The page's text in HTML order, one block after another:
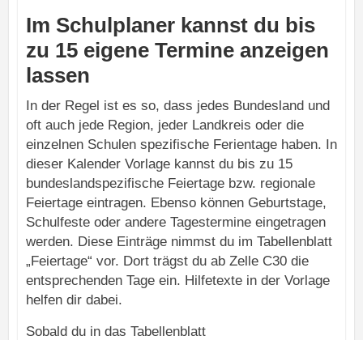
Im Schulplaner kannst du bis
zu 15 eigene Termine anzeigen
lassen
In der Regel ist es so, dass jedes Bundesland und
oft auch jede Region, jeder Landkreis oder die
einzelnen Schulen spezifische Ferientage haben. In
dieser Kalender Vorlage kannst du bis zu 15
bundeslandspezifische Feiertage bzw. regionale
Feiertage eintragen. Ebenso können Geburtstage,
Schulfeste oder andere Tagestermine eingetragen
werden. Diese Einträge nimmst du im Tabellenblatt
„Feiertage“ vor. Dort trägst du ab Zelle C30 die
entsprechenden Tage ein. Hilfetexte in der Vorlage
helfen dir dabei.
Sobald du in das Tabellenblatt